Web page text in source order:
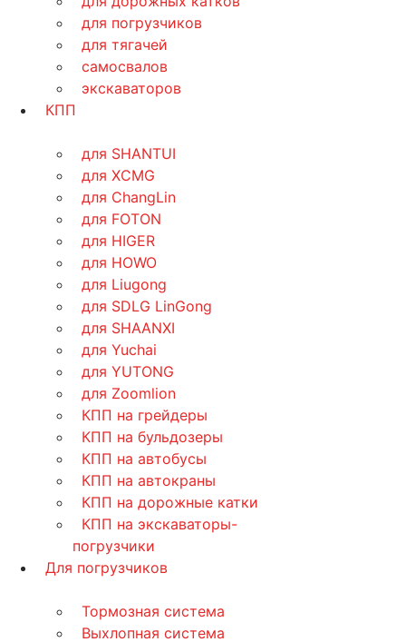
для погрузчиков
для тягачей
самосвалов
экскаваторов
КПП
для SHANTUI
для XCMG
для ChangLin
для FOTON
для HIGER
для HOWO
для Liugong
для SDLG LinGong
для SHAANXI
для Yuchai
для YUTONG
для Zoomlion
КПП на грейдеры
КПП на бульдозеры
КПП на автобусы
КПП на автокраны
КПП на дорожные катки
КПП на экскаваторы-
погрузчики
Для погрузчиков
Тормозная система
Выхлопная система